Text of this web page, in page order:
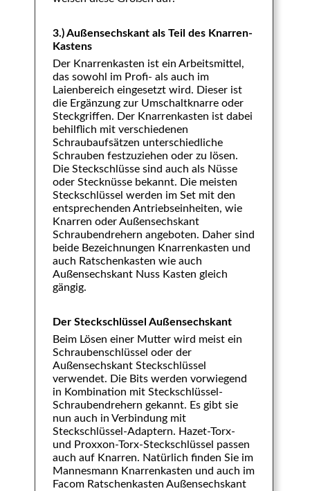
3.) Außensechskant als Teil des Knarren-
Kastens
Der Knarrenkasten ist ein Arbeitsmittel,
das sowohl im Profi- als auch im
Laienbereich eingesetzt wird. Dieser ist
die Ergänzung zur Umschaltknarre oder
Steckgriffen. Der Knarrenkasten ist dabei
behilflich mit verschiedenen
Schraubaufsätzen unterschiedliche
Schrauben festzuziehen oder zu lösen.
Die Steckschlüsse sind auch als Nüsse
oder Stecknüsse bekannt. Die meisten
Steckschlüssel werden im Set mit den
entsprechenden Antriebseinheiten, wie
Knarren oder Außensechskant
Schraubendrehern angeboten. Daher sind
beide Bezeichnungen Knarrenkasten und
auch Ratschenkasten wie auch
Außensechskant Nuss Kasten gleich
gängig.
Der Steckschlüssel Außensechskant
Beim Lösen einer Mutter wird meist ein
Schraubenschlüssel oder der
Außensechskant Steckschlüssel
verwendet. Die Bits werden vorwiegend
in Kombination mit Steckschlüssel-
Schraubendrehern gekannt. Es gibt sie
nun auch in Verbindung mit
Steckschlüssel-Adaptern. Hazet-Torx-
und Proxxon-Torx-Steckschlüssel passen
auch auf Knarren. Natürlich finden Sie im
Mannesmann Knarrenkasten und auch im
Facom Ratschenkasten Außensechskant